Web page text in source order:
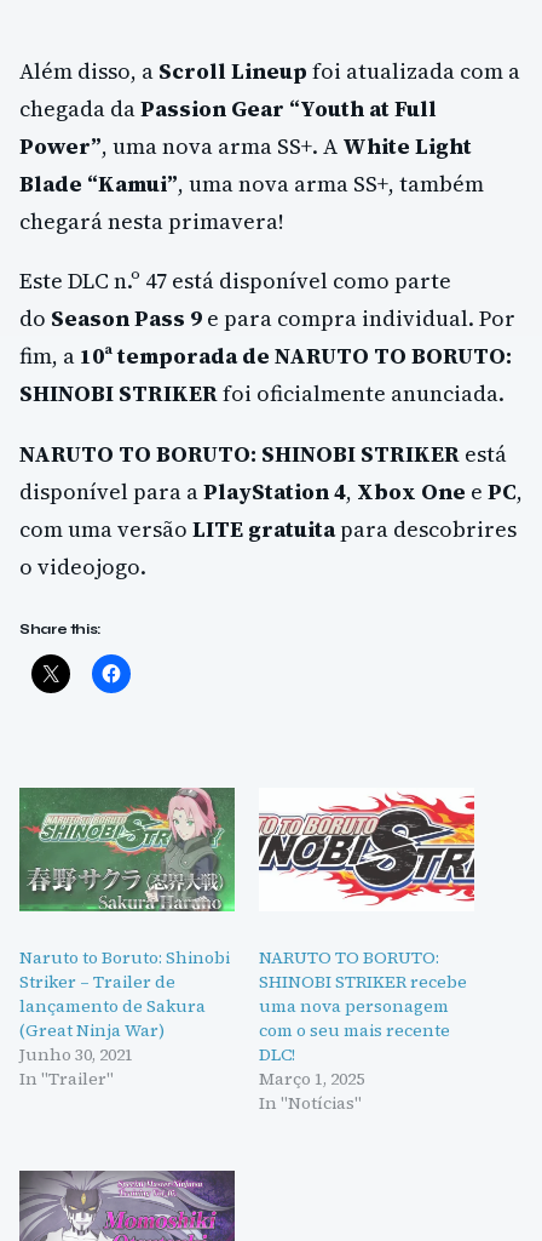
Além disso, a Scroll Lineup foi atualizada com a
chegada daPassion Gear “Youth at Full
Power”, uma nova arma SS+. A White Light
Blade “Kamui”, uma nova arma SS+, também
chegará nesta primavera!
Este DLC n.º 47 está disponível como parte
do Season Pass 9 e para compra individual. Por
fim, a 10ª temporada de NARUTO TO BORUTO:
SHINOBI STRIKERfoi oficialmente anunciada.
NARUTO TO BORUTO: SHINOBI STRIKER está
disponível para aPlayStation 4, Xbox One e PC,
com uma versão LITE gratuitapara descobrires
o videojogo.
Share this:
Naruto to Boruto: Shinobi
Striker – Trailer de
lançamento de Sakura
(Great Ninja War)
Junho 30, 2021
In "Trailer"
NARUTO TO BORUTO:
SHINOBI STRIKER recebe
uma nova personagem
com o seu mais recente
DLC!
Março 1, 2025
In "Notícias"